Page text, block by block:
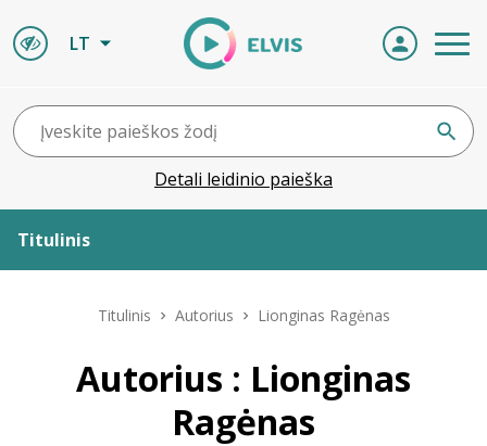
LT
Detali leidinio paieška
Titulinis
Leidiniai
Titulinis Autorius Lionginas Ragėnas
Autorius : Lionginas
Ragėnas